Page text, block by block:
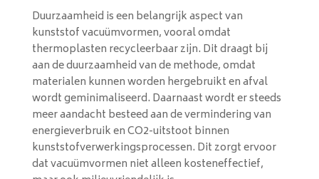
Duurzaamheid is een belangrijk aspect van
kunststof vacuümvormen, vooral omdat
thermoplasten recycleerbaar zijn. Dit draagt bij
aan de duurzaamheid van de methode, omdat
materialen kunnen worden hergebruikt en afval
wordt geminimaliseerd. Daarnaast wordt er steeds
meer aandacht besteed aan de vermindering van
energieverbruik en CO2-uitstoot binnen
kunststofverwerkingsprocessen. Dit zorgt ervoor
dat vacuümvormen niet alleen kosteneffectief,